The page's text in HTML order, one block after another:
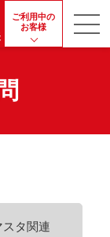
ご利用中の
お客様
スタ関連